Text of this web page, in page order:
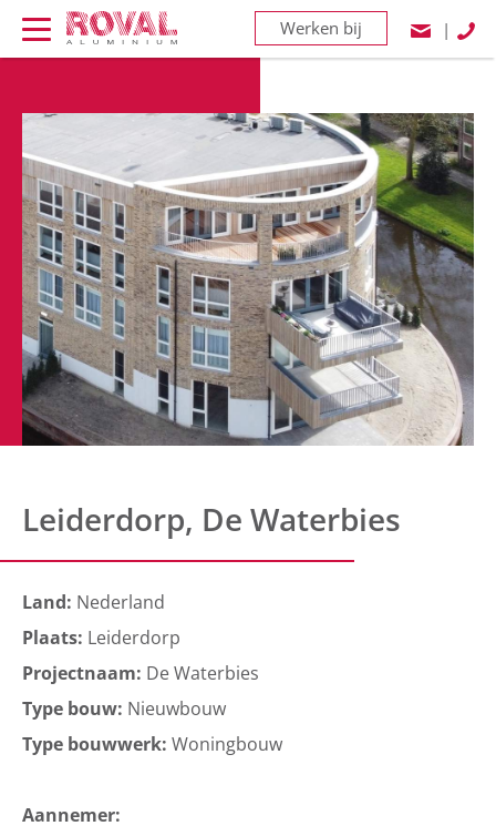
Werken bij |
Leiderdorp, De Waterbies
Land: Nederland
Plaats: Leiderdorp
Projectnaam: De Waterbies
Type bouw: Nieuwbouw
Type bouwwerk: Woningbouw
Aannemer: